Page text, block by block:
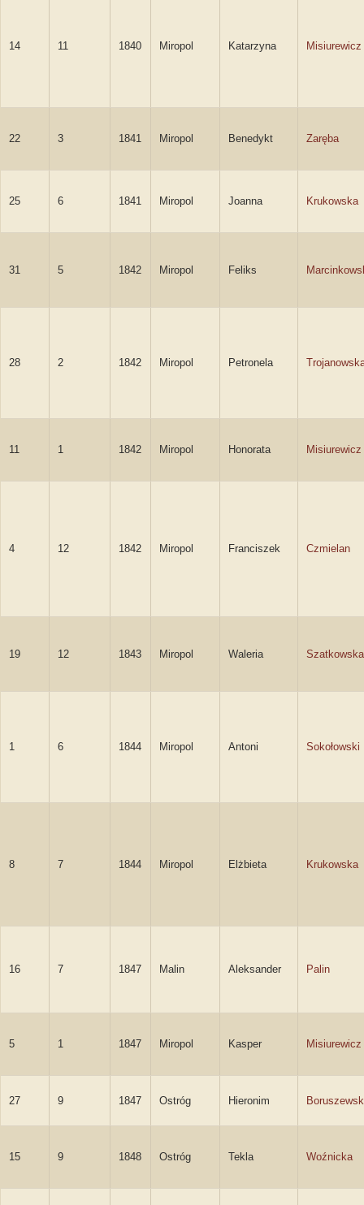
14 11 1840 Miropol Katarzyna Misiurewicz
22 3 1841 Miropol Benedykt Zaręba
25 6 1841 Miropol Joanna Krukowska
31 5 1842 Miropol Feliks
28 2 1842 Miropol Petronela
11 1 1842 Miropol Honorata Misiurewicz
4 12 1842 Miropol Franciszek Czmielan
19 12 1843 Miropol Waleria Szatkowska
1 6 1844 Miropol Antoni Sokołowski
8 7 1844 Miropol Elżbieta Krukowska
16 7 1847 Malin Aleksander Palin
5 1 1847 Miropol Kasper Misiurewicz
27 9 1847 Ostróg Hieronim
15 9 1848 Ostróg Tekla Woźnicka